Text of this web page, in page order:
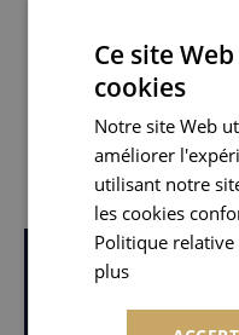
Composée de 2
collaborateurs, 7
cabinet Audineau
ASSOCIÉ
Ce site
cookies
Notre site Web
améliorer
utilisant notre
les cookies
Politique relative
plus